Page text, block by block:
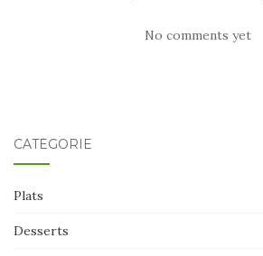
No comments yet
CATÉGORIE
Plats
Desserts